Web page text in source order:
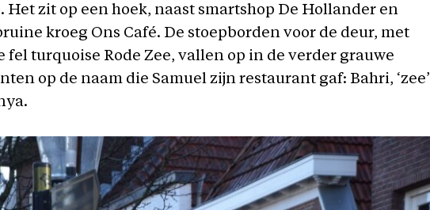
Het zit op een hoek, naast smartshop De Hollander en
kroeg Ons Café. De stoepborden voor de deur, met
fel turquoise Rode Zee, vallen op in de verder grauwe
op de naam die Samuel zijn restaurant gaf: Bahri, ‘zee’